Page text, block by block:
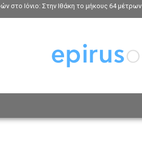
στο Ιόνιο: Στην Ιθάκη το μήκους 64 μέτρων